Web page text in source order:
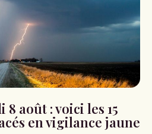
8 août : voici les 15
en vigilance jaune